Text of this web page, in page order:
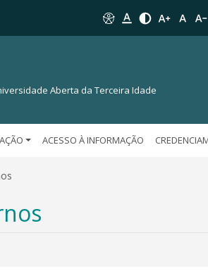
Aberta da Terceira Idade
ACESSO À INFORMAÇÃO